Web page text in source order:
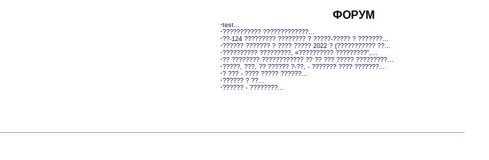
ФОРУМ
·test...
·??????????? ?????????????...
·??-124 ????????? ???????? ? ?????-????? ? ???????...
·?????? ??????? ? ???? ????? 2022 ? (??????????? ??...
·?????????? ?????????, «?????????? ?????????",...
·?? ???????? ???????????? ?? ?? ??? ????? ?????????...
·?????, ???, ?? ?????? ?-??, - ??????? ???? ???????...
·? ??? - ???? ????? ??????...
·?????? ? ??...
·?????? - ????????...